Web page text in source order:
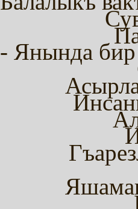
- Янында